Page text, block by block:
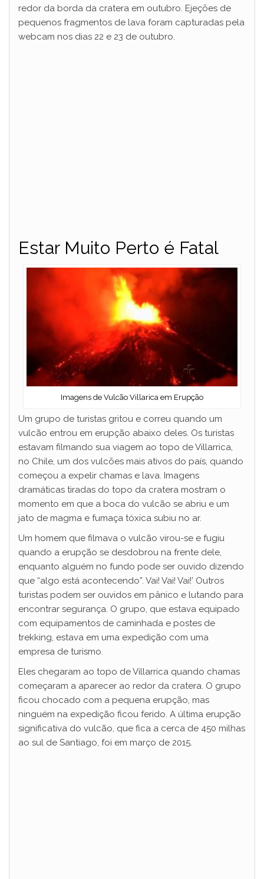
redor da borda da cratera em outubro. Ejeções de
pequenos fragmentos de lava foram capturadas pela
webcam nos dias 22 e 23 de outubro.
Estar Muito Perto é Fatal
Imagens de Vulcão Villarica em Erupção
Um grupo de turistas gritou e correu quando um
vulcão entrou em erupção abaixo deles. Os turistas
estavam filmando sua viagem ao topo de Villarrica,
no Chile, um dos vulcões mais ativos do país, quando
começou a expelir chamas e lava. Imagens
dramáticas tiradas do topo da cratera mostram o
momento em que a boca do vulcão se abriu e um
jato de magma e fumaça tóxica subiu no ar.
Um homem que filmava o vulcão virou-se e fugiu
quando a erupção se desdobrou na frente dele,
enquanto alguém no fundo pode ser ouvido dizendo
que “algo está acontecendo”. Vai! Vai! Vai!’ Outros
turistas podem ser ouvidos em pânico e lutando para
encontrar segurança. O grupo, que estava equipado
com equipamentos de caminhada e postes de
trekking, estava em uma expedição com uma
empresa de turismo.
Eles chegaram ao topo de Villarrica quando chamas
começaram a aparecer ao redor da cratera. O grupo
ficou chocado com a pequena erupção, mas
ninguém na expedição ficou ferido. A última erupção
significativa do vulcão, que fica a cerca de 450 milhas
ao sul de Santiago, foi em março de 2015.